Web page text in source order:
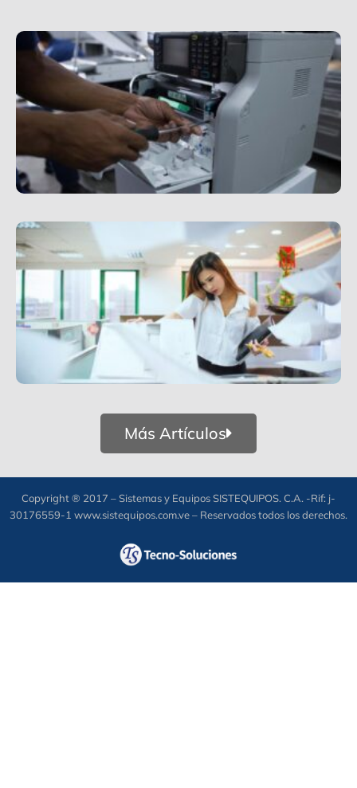
Más Artículos
Copyright ® 2017 – Sistemas y Equipos SISTEQUIPOS. C.A. -Rif: j-
30176559-1 www.sistequipos.com.ve – Reservados todos los derechos.